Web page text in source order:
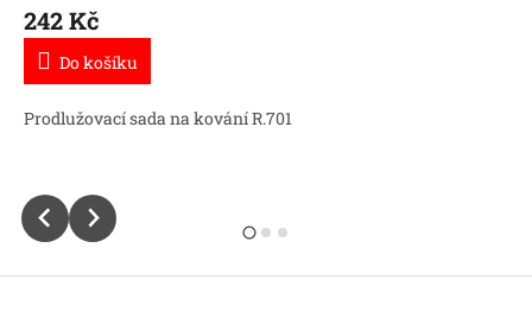
242 Kč
Do košíku
Prodlužovací sada na kování R.701
Z